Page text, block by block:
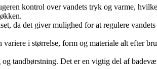
kontrol over vandets tryk og varme,
da det giver mulighed for at regulere
i størrelse, form og materiale alt efter
tandbørstning. Det er en vigtig del af